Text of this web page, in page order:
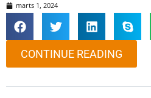
marts 1, 2024
CONTINUE READING